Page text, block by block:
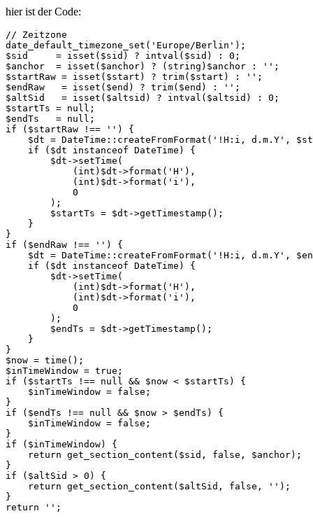
hier ist der Code:
// Zeitzone
date_default_timezone_set('Europe/Berlin');
$sid     = isset($sid) ? intval($sid) : 0;
$anchor  = isset($anchor) ? (string)$anchor : '';
$startRaw = isset($start) ? trim($start) : '';
$endRaw   = isset($end) ? trim($end) : '';
$altSid   = isset($altsid) ? intval($altsid) : 0;
$startTs = null;
$endTs   = null;
if ($startRaw !== '') {
$dt = DateTime::createFromFormat('!H:i, d.m.Y',
    if ($dt instanceof DateTime) {
        $dt->setTime(
            (int)$dt->format('H'),
            (int)$dt->format('i'),
            0
        );
        $startTs = $dt->getTimestamp();
    }
}
if ($endRaw !== '') {
$dt = DateTime::createFromFormat('!H:i, d.m.Y',
    if ($dt instanceof DateTime) {
        $dt->setTime(
            (int)$dt->format('H'),
            (int)$dt->format('i'),
            0
        );
        $endTs = $dt->getTimestamp();
    }
}
$now = time();
$inTimeWindow = true;
if ($startTs !== null && $now < $startTs) {
    $inTimeWindow = false;
}
if ($endTs !== null && $now > $endTs) {
    $inTimeWindow = false;
}
if ($inTimeWindow) {
    return get_section_content($sid, false, $anchor);
}
if ($altSid > 0) {
    return get_section_content($altSid, false, '');
}
return '';